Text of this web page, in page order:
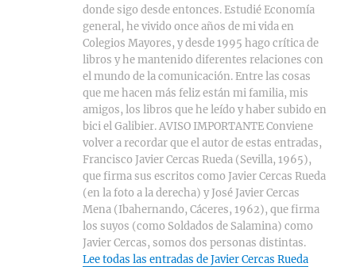
donde sigo desde entonces. Estudié Economía
general, he vivido once años de mi vida en
Colegios Mayores, y desde 1995 hago crítica de
libros y he mantenido diferentes relaciones con
el mundo de la comunicación. Entre las cosas
que me hacen más feliz están mi familia, mis
amigos, los libros que he leído y haber subido en
bici el Galibier. AVISO IMPORTANTE Conviene
volver a recordar que el autor de estas entradas,
Francisco Javier Cercas Rueda (Sevilla, 1965),
que firma sus escritos como Javier Cercas Rueda
(en la foto a la derecha) y José Javier Cercas
Mena (Ibahernando, Cáceres, 1962), que firma
los suyos (como Soldados de Salamina) como
Javier Cercas, somos dos personas distintas.
Lee todas las entradas de Javier Cercas Rueda